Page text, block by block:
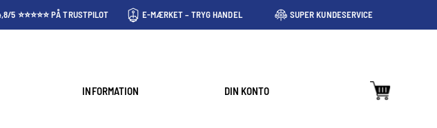
5 ⭐⭐⭐⭐⭐ PÅ TRUSTPILOT E-MÆRKET – TRYG HANDEL SUPER KUNDESERVICE
INFORMATION DIN KONTO